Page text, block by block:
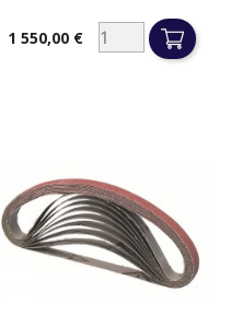
Prix1 550,00 €